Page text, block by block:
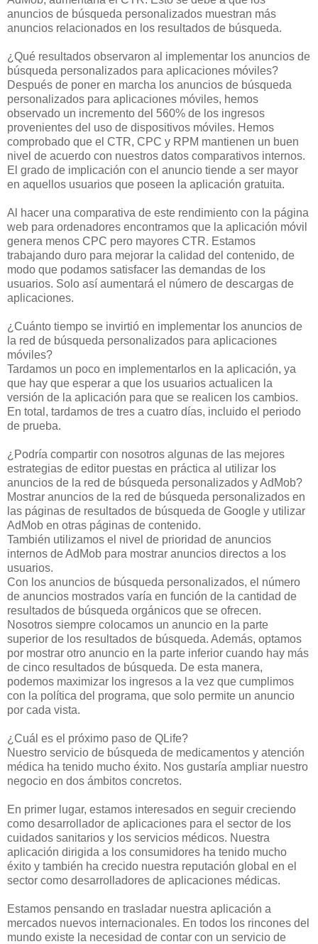
anuncios de búsqueda personalizados muestran más
anuncios relacionados en los resultados de búsqueda.
¿Qué resultados observaron al implementar los anuncios de
búsqueda personalizados para aplicaciones móviles?
Después de poner en marcha los anuncios de búsqueda
personalizados para aplicaciones móviles, hemos
observado un incremento del 560% de los ingresos
provenientes del uso de dispositivos móviles. Hemos
comprobado que el CTR, CPC y RPM mantienen un buen
nivel de acuerdo con nuestros datos comparativos internos.
El grado de implicación con el anuncio tiende a ser mayor
en aquellos usuarios que poseen la aplicación gratuita.
Al hacer una comparativa de este rendimiento con la página
web para ordenadores encontramos que la aplicación móvil
genera menos CPC pero mayores CTR. Estamos
trabajando duro para mejorar la calidad del contenido, de
modo que podamos satisfacer las demandas de los
usuarios. Solo así aumentará el número de descargas de
aplicaciones.
¿Cuánto tiempo se invirtió en implementar los anuncios de
la red de búsqueda personalizados para aplicaciones
móviles?
Tardamos un poco en implementarlos en la aplicación, ya
que hay que esperar a que los usuarios actualicen la
versión de la aplicación para que se realicen los cambios.
En total, tardamos de tres a cuatro días, incluido el periodo
de prueba.
¿Podría compartir con nosotros algunas de las mejores
estrategias de editor puestas en práctica al utilizar los
anuncios de la red de búsqueda personalizados y AdMob?
Mostrar anuncios de la red de búsqueda personalizados en
las páginas de resultados de búsqueda de Google y utilizar
AdMob en otras páginas de contenido.
También utilizamos el nivel de prioridad de anuncios
internos de AdMob para mostrar anuncios directos a los
usuarios.
Con los anuncios de búsqueda personalizados, el número
de anuncios mostrados varía en función de la cantidad de
resultados de búsqueda orgánicos que se ofrecen.
Nosotros siempre colocamos un anuncio en la parte
superior de los resultados de búsqueda. Además, optamos
por mostrar otro anuncio en la parte inferior cuando hay más
de cinco resultados de búsqueda. De esta manera,
podemos maximizar los ingresos a la vez que cumplimos
con la política del programa, que solo permite un anuncio
por cada vista.
¿Cuál es el próximo paso de QLife?
Nuestro servicio de búsqueda de medicamentos y atención
médica ha tenido mucho éxito. Nos gustaría ampliar nuestro
negocio en dos ámbitos concretos.
En primer lugar, estamos interesados en seguir creciendo
como desarrollador de aplicaciones para el sector de los
cuidados sanitarios y los servicios médicos. Nuestra
aplicación dirigida a los consumidores ha tenido mucho
éxito y también ha crecido nuestra reputación global en el
sector como desarrolladores de aplicaciones médicas.
Estamos pensando en trasladar nuestra aplicación a
mercados nuevos internacionales. En todos los rincones del
mundo existe la necesidad de contar con un servicio de